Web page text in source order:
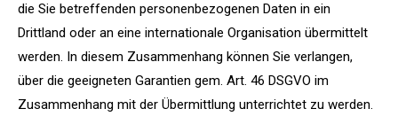
die Sie betreffenden personenbezogenen Daten in ein
Drittland oder an eine internationale Organisation übermittelt
werden. In diesem Zusammenhang können Sie verlangen,
über die geeigneten Garantien gem. Art. 46 DSGVO im
Zusammenhang mit der Übermittlung unterrichtet zu werden.